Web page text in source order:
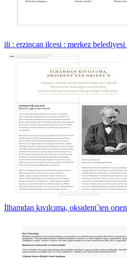
ili : erzincan ilçesi : merkez
İlhamdan kıvılcıma, oksıdent`ten